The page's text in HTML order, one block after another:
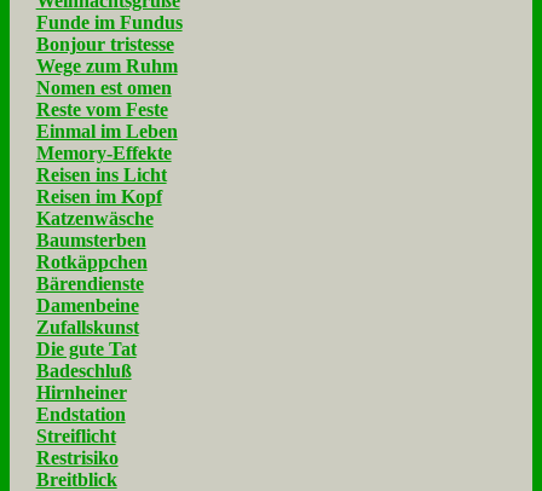
Funde im Fundus
Bonjour tristesse
Wege zum Ruhm
Nomen est omen
Reste vom Feste
Einmal im Leben
Memory-Effekte
Reisen ins Licht
Reisen im Kopf
Katzenwäsche
Baumsterben
Rotkäppchen
Bärendienste
Damenbeine
Zufallskunst
Die gute Tat
Badeschluß
Hirnheiner
Endstation
Streiflicht
Restrisiko
Breitblick